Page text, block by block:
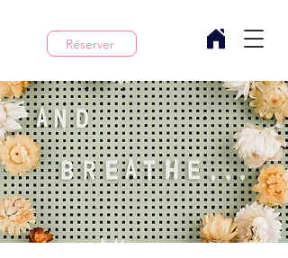
Réserver